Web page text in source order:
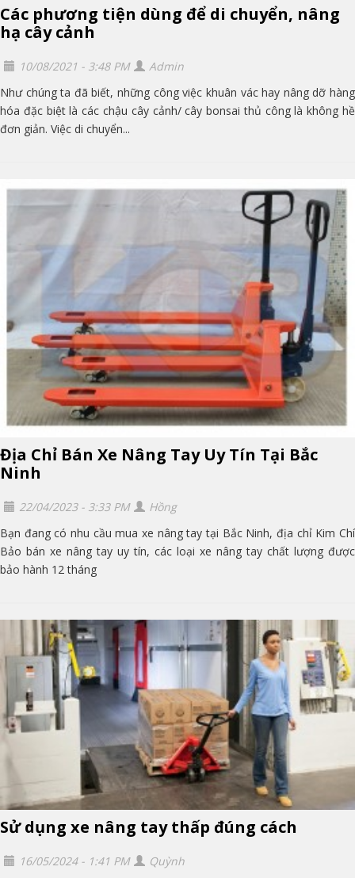
Các phương tiện dùng để di chuyển, nâng
hạ cây cảnh
10/08/2021 - 3:48 PM
Admin
Như chúng ta đã biết, những công việc khuân vác hay nâng dỡ hàng
hóa đặc biệt là các chậu cây cảnh/ cây bonsai thủ công là không hề
đơn giản. Việc di chuyển...
Địa Chỉ Bán Xe Nâng Tay Uy Tín Tại Bắc
Ninh
22/04/2023 - 3:33 PM
Hồng
Bạn đang có nhu cầu mua xe nâng tay tại Bắc Ninh, địa chỉ Kim Chí
Bảo bán xe nâng tay uy tín, các loại xe nâng tay chất lượng được
bảo hành 12 tháng
Sử dụng xe nâng tay thấp đúng cách
16/05/2024 - 1:41 PM Quỳnh